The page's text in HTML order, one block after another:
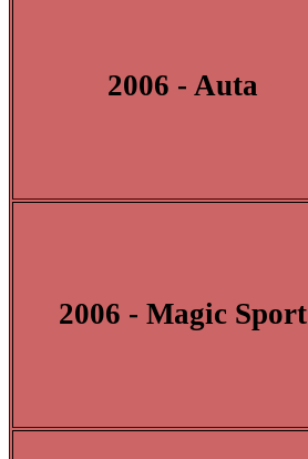
2006 - Auta
2006 - Magic Sport